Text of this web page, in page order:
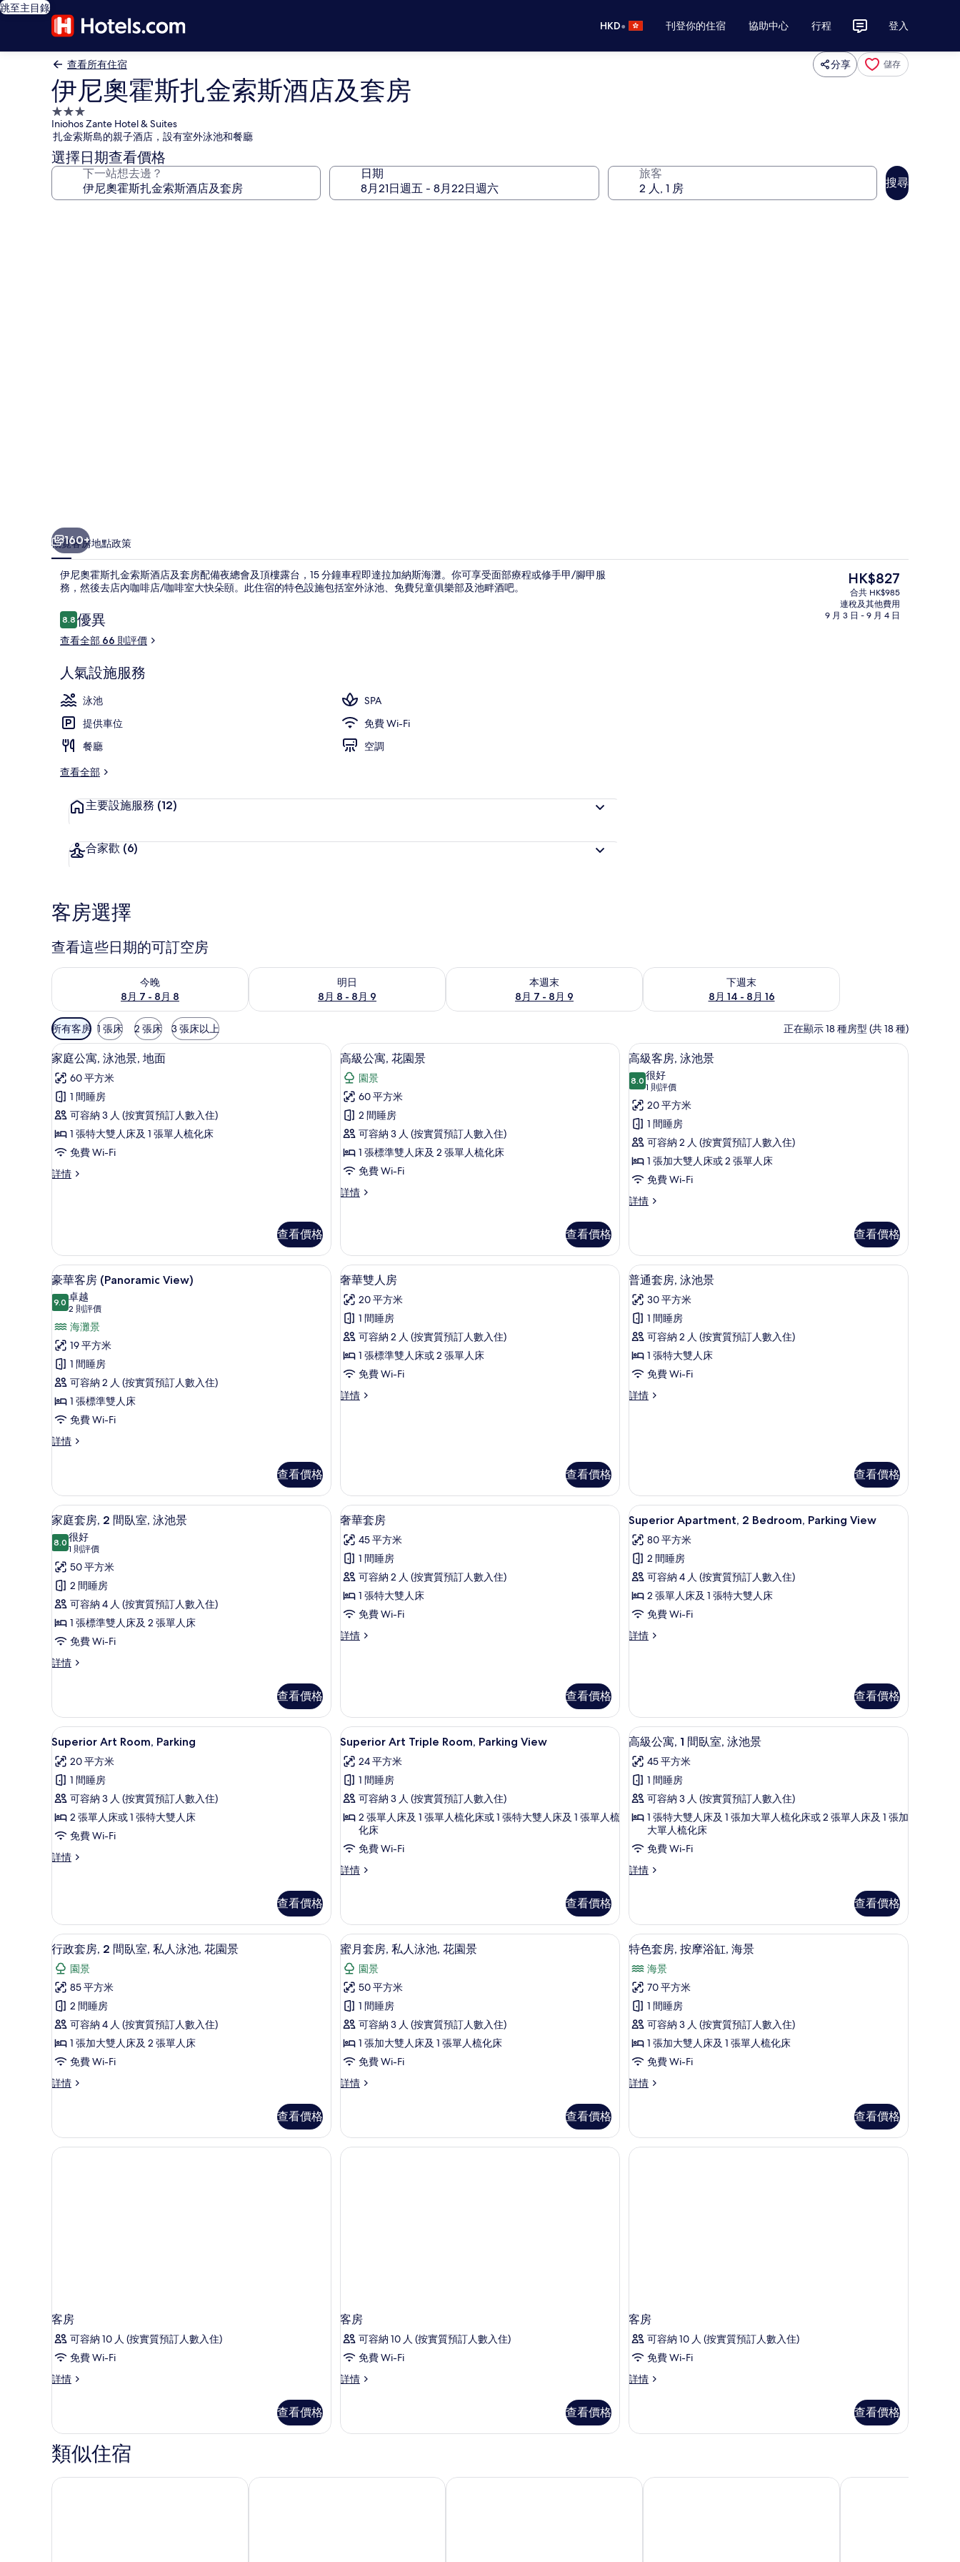
跳至主目錄
HKD• 刊登你的住宿 協助中心 行程 登入
查看所有住宿 分享 儲存
伊尼奧霍斯扎金索斯酒店及套房
3.0
星
級
住
宿
Iniohos Zante Hotel & Suites
扎金索斯島的親子酒店，設有室外泳池和餐廳
選擇日期查看價格
下一站想去邊？ 日期 旅客
搜尋
相
片
集
高級公寓, 1 間臥室, 泳池景 | 陽台景觀
住宿入口
160+
概覽客房地點政策
伊尼奧霍斯扎金索斯酒店及套房配備夜總會及頂樓露台，15 分鐘車程即達拉加納斯海灘。你可享受面部療程或修手甲/腳甲服
務，然後去店內咖啡店/咖啡室大快朵頤。此住宿的特色設施包括室外泳池、免費兒童俱樂部及池畔酒吧。
評
價
8.88.8 分，滿分 10 分，
優異
查看全部 66 則評價
人氣設施服務
泳池
SPA
提供車位
免費 Wi-Fi
餐廳
空調
查看全部
主要設施服務 (12)
合家歡 (6)
現
價
HK$827
HK$827
合共 HK$985
連稅及其他費用
9 月 3 日 - 9 月 4 日
客房選擇
查看這些日期的可訂空房
今晚
8月 7 - 8月 8
查看今晚 8月 7 - 8月 8的可訂空房
明日
8月 8 - 8月 9
查看明日 8月 8 - 8月 9的可訂空房
本週末
8月 7 - 8月 9
查看本週末 8月 7 - 8月 9的可訂空房
下週末
8月 14 - 8月 16
查看下週末 8月 14 - 8月 16的可訂空房
可
用
嘅
客
房
篩
選
條
件
所有客房 1 張床 2 張床 3 張床以上 正在顯示 18 種房型 (共 18 種)
載
入
所
有
家
庭
寓,
地
面
的
相
片
家庭公寓, 泳池景, 地面 | 客廳 | 27 吋LCD 電視連數碼電視頻道
5
家庭公寓, 泳池景, 地面
60 平方米
1 間睡房
可容納 3 人 (按實質預訂人數入住)
1 張特大雙人床及 1 張單人梳化床
免費 Wi-Fi
詳情
家
景,
地
面
詳
情
查看價格
載
入
所
有
高
級
公
花
的
相
片
高級公寓, 花園景 | 書桌、遮光窗簾/窗簾、隔音、免費 Wi-Fi
16
高級公寓, 花園景
園景
60 平方米
2 間睡房
可容納 3 人 (按實質預訂人數入住)
1 張標準雙人床及 2 張單人梳化床
免費 Wi-Fi
詳情
高
園
景
詳
情
查看價格
載
入
所
有
高
級
客
房,
泳
的
相
片
高級客房, 泳池景 | 書桌、遮光窗簾/窗簾、隔
12
高級客房, 泳池景
8.08.0 分，滿分 10 分
很好
1 則評價
(1
則
評
價)
20 平方米
1 間睡房
可容納 2 人 (按實質預訂人數入住)
1 張加大雙人床或 2 張單人床
免費 Wi-Fi
詳情
高
泳
池
景
詳
情
查看價格
載
入
所
有
豪
華
客
房
(Panoramic
View)
片
10
豪華客房 (Panoramic View)
9.09.0 分，滿分 10 分
卓越
2 則評價
(2
則
評
價)
海灘景
19 平方米
1 間睡房
可容納 2 人 (按實質預訂人數入住)
1 張標準雙人床
免費 Wi-Fi
詳情
豪
(Panoramic
View)
詳
情
查看價格
載
入
所
有
奢
華
人
奢華雙人房 | 書桌、遮光窗簾/窗簾、隔音、免費 Wi-Fi
12
奢華雙人房
20 平方米
1 間睡房
可容納 2 人 (按實質預訂人數入住)
1 張標準雙人床或 2 張單人床
免費 Wi-Fi
詳情
奢
查看價格
載
入
所
有
普
通
房,
相
片
普通套房, 泳池景 | 書桌、遮光窗簾/窗簾、隔
11
普通套房, 泳池景
30 平方米
1 間睡房
可容納 2 人 (按實質預訂人數入住)
1 張特大雙人床
免費 Wi-Fi
詳情
普
詳
情
查看價格
載
入
所
有
家
庭
套
房,
2
室,
泳
池
景
的
相
片
家庭套房, 2 間臥室, 泳池景 | 書桌、遮光窗簾/窗簾、隔音、免費 Wi-Fi
6
家庭套房, 2 間臥室, 泳池景
8.08.0 分，滿分 10 分
很好
1 則評價
(1
則
評
價)
50 平方米
2 間睡房
可容納 4 人 (按實質預訂人數入住)
1 張標準雙人床及 2 張單人床
免費 Wi-Fi
詳情
家
2
間
臥
泳
池
景
詳
情
查看價格
載
入
所
有
奢
華
房
奢華套房 | 書桌、遮光窗簾/窗簾、隔音、免費 Wi-Fi
18
奢華套房
45 平方米
1 間睡房
可容納 2 人 (按實質預訂人數入住)
1 張特大雙人床
免費 Wi-Fi
詳情
奢
查看價格
載
入
所
有
Superior
Apartment,
2
Bedroom,
相
片
Superior Apartment, 2 Bedroom, Parking
11
Superior Apartment, 2 Bedroom, Parking View
80 平方米
2 間睡房
可容納 4 人 (按實質預訂人數入住)
2 張單人床及 1 張特大雙人床
免費 Wi-Fi
詳情
Superior
詳
情
查看價格
載
入
所
有
Superior
Art
Room,
Parking
片
Superior Art Room, Parking | 書桌、遮光窗簾/窗簾、隔音、免費 Wi-Fi
10
Superior Art Room, Parking
20 平方米
1 間睡房
可容納 3 人 (按實質預訂人數入住)
2 張單人床或 1 張特大雙人床
免費 Wi-Fi
詳情
Superior
情
查看價格
載
入
所
有
Superior
Art
Triple
Room,
Parking
相
片
Superior Art Triple Room, Parking View | 書桌、遮光窗簾/窗簾、隔音、免費 Wi-Fi
14
Superior Art Triple Room, Parking View
24 平方米
1 間睡房
可容納 3 人 (按實質預訂人數入住)
2 張單人床及 1 張單人梳化床或 1 張特大雙人床及 1 張單人梳
化床
免費 Wi-Fi
詳情
Superior
Parking
View
詳
情
查看價格
載
入
所
有
高
公
寓,
臥
室,
泳
池
景
的
相
片
高級公寓, 1 間臥室, 泳池景 | 書桌、遮光窗簾/
12
高級公寓, 1 間臥室, 泳池景
45 平方米
1 間睡房
可容納 3 人 (按實質預訂人數入住)
1 張特大雙人床及 1 張加大單人梳化床或 2 張單人床及 1 張加
大單人梳化床
免費 Wi-Fi
詳情
高
1
間
臥
泳
池
景
詳
情
查看價格
載
入
所
有
行
政
套
2
臥
室,
相
片
書桌、遮光窗簾/窗簾、隔音、免費 Wi-Fi
1
行政套房, 2 間臥室, 私人泳池, 花園景
園景
85 平方米
2 間睡房
可容納 4 人 (按實質預訂人數入住)
1 張加大雙人床及 2 張單人床
免費 Wi-Fi
詳情
行
2
間
臥
查看價格
載
入
所
有
蜜
月
套
私
泳
池,
書桌、遮光窗簾/窗簾、隔音、免費 Wi-Fi
1
蜜月套房, 私人泳池, 花園景
園景
50 平方米
1 間睡房
可容納 3 人 (按實質預訂人數入住)
1 張加大雙人床及 1 張單人梳化床
免費 Wi-Fi
詳情
蜜
私
人
泳
查看價格
載
所
有
特
色
套
按
浴
缸,
書桌、遮光窗簾/窗簾、隔音、免費 Wi-Fi
1
特色套房, 按摩浴缸, 海景
海景
70 平方米
1 間睡房
可容納 3 人 (按實質預訂人數入住)
1 張加大雙人床及 1 張單人梳化床
免費 Wi-Fi
詳情
特
按
摩
浴
查看價格
客房
可容納 10 人 (按實質預訂人數入住)
免費 Wi-Fi
詳情
客
查看價格
客房
可容納 10 人 (按實質預訂人數入住)
免費 Wi-Fi
詳情
客
查看價格
客房
可容納 10 人 (按實質預訂人數入住)
免費 Wi-Fi
詳情
客
查看價格
類似住宿
格洛麗亞馬里斯套房別墅 優雅奢華行政套房 - 只招待成人 斯特拉達濱海酒店 扎金索斯戴安娜宮殿酒店 卡拉馬基海灘酒店 - 札